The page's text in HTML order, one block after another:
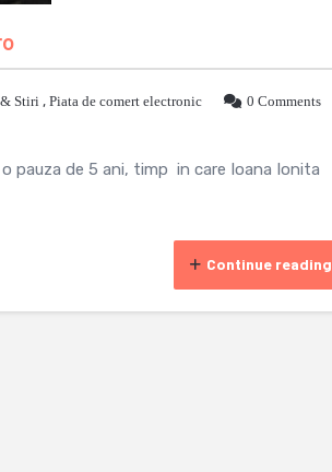
Stiri, Piata de comert electronic
0 Comments
pauza de 5 ani, timp in care Ioana Ionita
Continue reading